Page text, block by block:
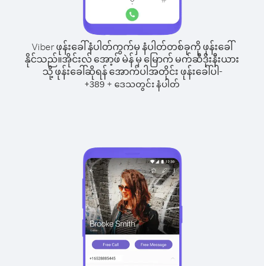
Viber ဖုန်းခေါ်နံပါတ်ကွက်မှ နံပါတ်တစ်ခုကို ဖုန်းခေါ်
နိုင်သည်။အိုင်းလ် အော့ဖ် မဲန် မှ မြောက် မက်ဆီဒိုးနီးယား
သို့ ဖုန်းခေါ်ဆိုရန် အောက်ပါအတိုင်း ဖုန်းခေါ်ပါ-
+389 + ဒေသတွင်း နံပါတ်